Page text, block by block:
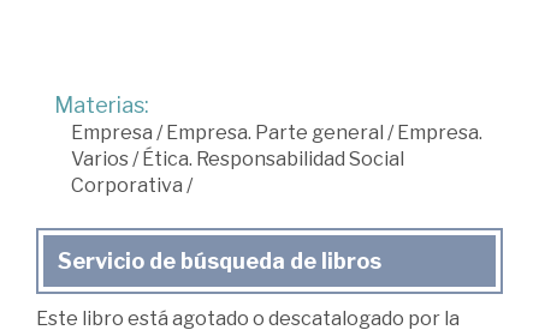
Materias:
Empresa /Empresa. Parte general /Empresa.
Varios /Ética. Responsabilidad Social
Corporativa /
Servicio de búsqueda de libros
Este libro está agotado o descatalogado por la